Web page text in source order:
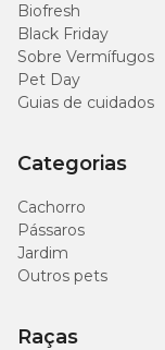
Biofresh
Black Friday
Sobre Vermífugos
Pet Day
Guias de cuidados
Categorias
Cachorro
Pássaros
Jardim
Outros pets
Raças